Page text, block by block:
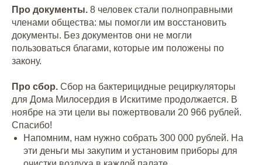
Про документы. 8 человек стали полноправными
членами общества: мы помогли им восстановить
документы. Без документов они не могли
пользоваться благами, которые им положены по
закону.
Про сбор. Сбор на бактерицидные рециркуляторы
для Дома Милосердия в Искитиме продолжается. В
ноябре на эти цели вы пожертвовали 20 966 рублей.
Спасибо!
Напомним, нам нужно собрать 300 000 рублей. На
эти деньги мы закупим и установим приборы для